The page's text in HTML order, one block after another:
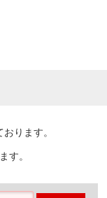
ります。
す。